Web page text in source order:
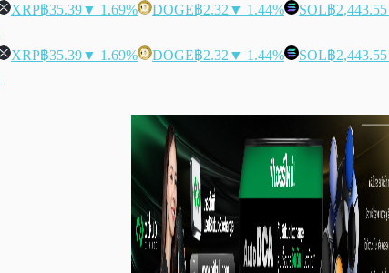
XRP฿35.39▼ 1.69% DOGE฿2.32 ▼ 1.44% SOL฿2,443.55
XRP฿35.39▼ 1.69% DOGE฿2.32 ▼ 1.44% SOL฿2,443.55